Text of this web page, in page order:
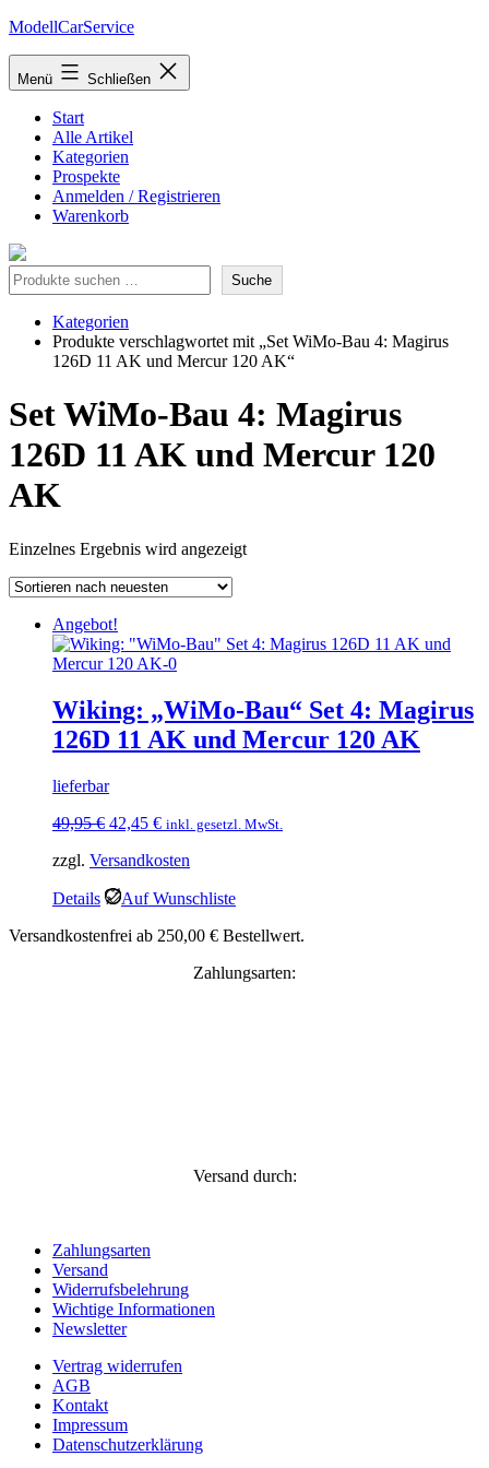
Zum
springen
ModellCarService
Menü Schließen
Start
Alle Artikel
Kategorien
Prospekte
Anmelden / Registrieren
Warenkorb
Suche Suche
Kategorien
Produkte verschlagwortet mit „Set WiMo-Bau 4: Magirus
126D 11 AK und Mercur 120 AK“
Set WiMo-Bau 4: Magirus
126D 11 AK und Mercur 120
AK
Einzelnes Ergebnis wird angezeigt
Angebot!
Wiking: „WiMo-Bau“ Set 4: Magirus
126D 11 AK und Mercur 120 AK
lieferbar
49,95€ Ursprünglicher
war:
42,45 €Aktueller
ist:
inkl. gesetzl. MwSt.
zzgl. Versandkosten
Details
Auf Wunschliste
Versandkostenfrei ab 250,00 € Bestellwert.
Zahlungsarten:
Versand durch:
Zahlungsarten
Versand
Widerrufsbelehrung
Wichtige Informationen
Newsletter
Vertrag widerrufen
AGB
Kontakt
Impressum
Datenschutzerklärung